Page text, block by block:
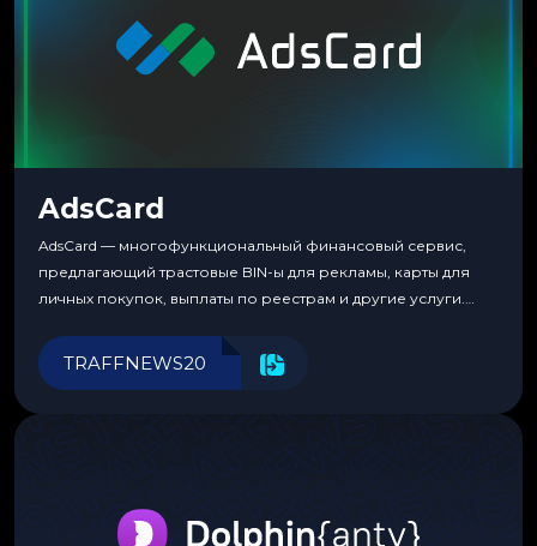
AdsCard
AdsCard — многофункциональный финансовый сервис,
предлагающий трастовые BIN-ы для рекламы, карты для
личных покупок, выплаты по реестрам и другие услуги.
инструменты для управления финансами.
TRAFFNEWS20